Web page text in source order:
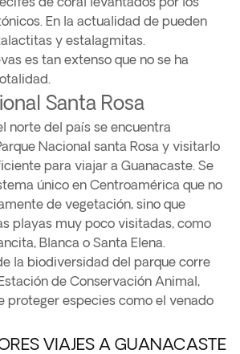
En la actualidad de pueden
y estalagmitas.
es tan extenso que no se ha
Santa Rosa
norte del país se encuentra
Nacional santa Rosa y visitarlo
para viajar a Guanacaste. Se
único en Centroamérica que no
de vegetación, sino que
playas muy poco visitadas, como
Blanca o Santa Elena.
la biodiversidad del parque corre
de Conservación Animal,
proteger especies como el venado
VIAJES A GUANACASTE